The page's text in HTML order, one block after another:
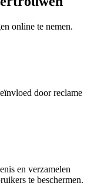
online te nemen.
door reclame
en verzamelen
te beschermen.